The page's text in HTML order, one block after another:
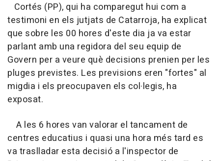
Cortés (PP), qui ha comparegut hui com a
testimoni en els jutjats de Catarroja, ha explicat
que sobre les 00 hores d'este dia ja va estar
parlant amb una regidora del seu equip de
Govern per a veure què decisions prenien per les
pluges previstes. Les previsions eren "fortes" al
migdia i els preocupaven els col·legis, ha
exposat.
A les 6 hores van valorar el tancament de
centres educatius i quasi una hora més tard es
va traslladar esta decisió a l'inspector de